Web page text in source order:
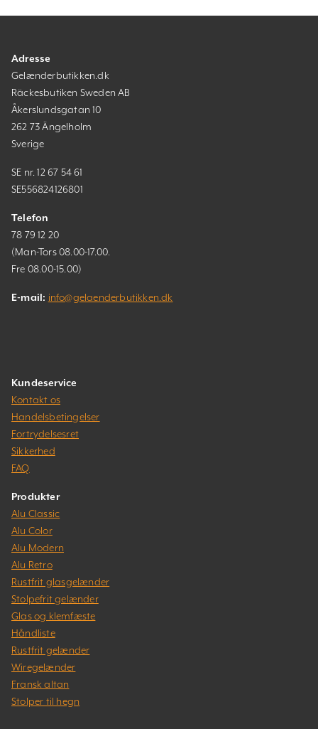
Adresse
Gelænderbutikken.dk
Räckesbutiken Sweden AB
Åkerslundsgatan 10
262 73 Ängelholm
Sverige
SE nr. 12 67 54 61
SE556824126801
Telefon
78 79 12 20
(Man-Tors 08.00-17.00.
Fre 08.00-15.00)
E-mail: info@gelaenderbutikken.dk
Kundeservice
Kontakt os
Handelsbetingelser
Fortrydelsesret
Sikkerhed
FAQ
Produkter
Alu Classic
Alu Color
Alu Modern
Alu Retro
Rustfrit glasgelænder
Stolpefrit gelænder
Glas og klemfæste
Håndliste
Rustfrit gelænder
Wiregelænder
Fransk altan
Stolper til hegn